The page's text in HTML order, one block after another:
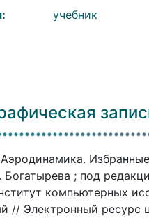
учебник
Богатырева ; под
компьютерных
// Электронный ресурс